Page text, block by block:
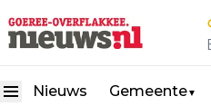
Nieuws Gemeente▼